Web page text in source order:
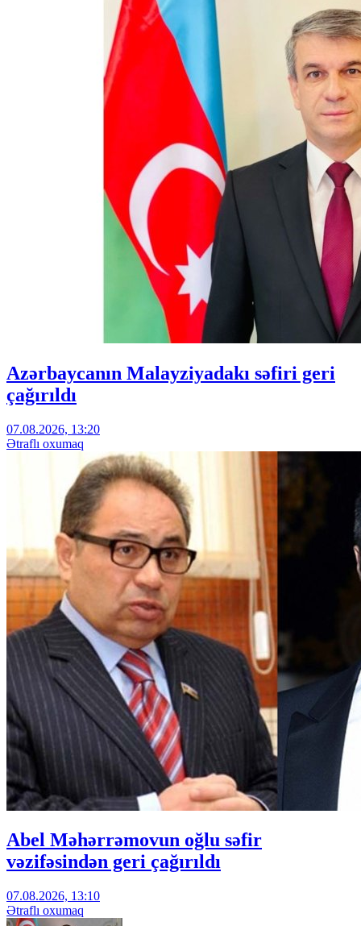
Azərbaycanın Malayziyadakı səfiri geri
çağırıldı
07.08.2026, 13:20
Ətraflı oxumaq
Abel Məhərrəmovun oğlu səfir
vəzifəsindən geri çağırıldı
07.08.2026, 13:10
Ətraflı oxumaq